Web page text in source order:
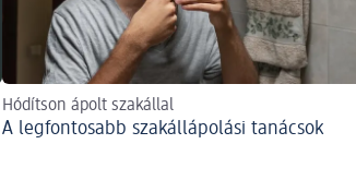
Hódítson ápolt szakállal
A legfontosabb szakállápolási tanácsok